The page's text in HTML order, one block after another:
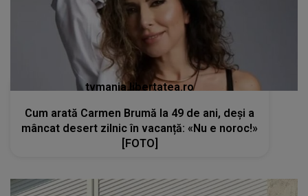
tvmania.libertatea.ro
Cum arată Carmen Brumă la 49 de ani, deși a
mâncat desert zilnic în vacanță: «Nu e noroc!»
[FOTO]